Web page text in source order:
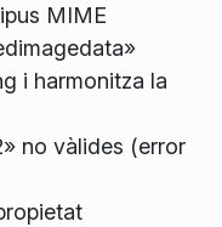
MIME
i harmonitza la
no vàlides (error